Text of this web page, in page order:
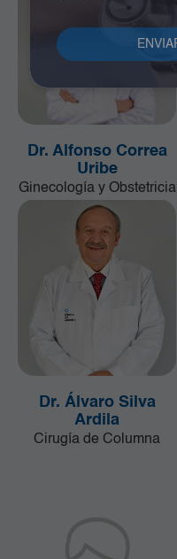
Dr. Alfonso Correa
Uribe
Ginecología y Obstetricia
Dr. Álvaro Silva
Ardila
Cirugía de Columna